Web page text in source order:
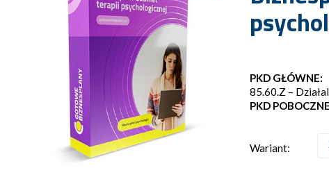
PKD GŁÓWNE:
85.60.Z –
PKD
Wariant: